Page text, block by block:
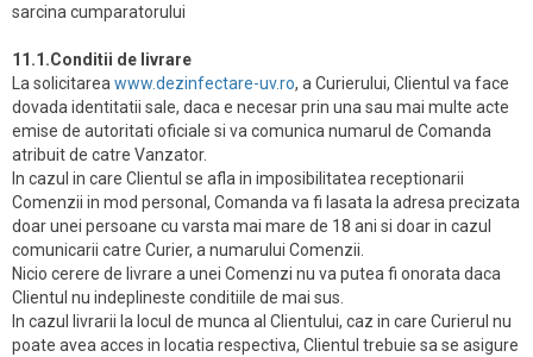
sarcina cumparatorului
11.1.Conditii de livrare
La solicitarea www.dezinfectare-uv.ro, a Curierului, Clientul va face
dovada identitatii sale, daca e necesar prin una sau mai multe acte
emise de autoritati oficiale si va comunica numarul de Comanda
atribuit de catre Vanzator.
In cazul in care Clientul se afla in imposibilitatea receptionarii
Comenzii in mod personal, Comanda va fi lasata la adresa precizata
doar unei persoane cu varsta mai mare de 18 ani si doar in cazul
comunicarii catre Curier, a numarului Comenzii.
Nicio cerere de livrare a unei Comenzi nu va putea fi onorata daca
Clientul nu indeplineste conditiile de mai sus.
In cazul livrarii la locul de munca al Clientului, caz in care Curierul nu
poate avea acces in locatia respectiva, Clientul trebuie sa se asigure